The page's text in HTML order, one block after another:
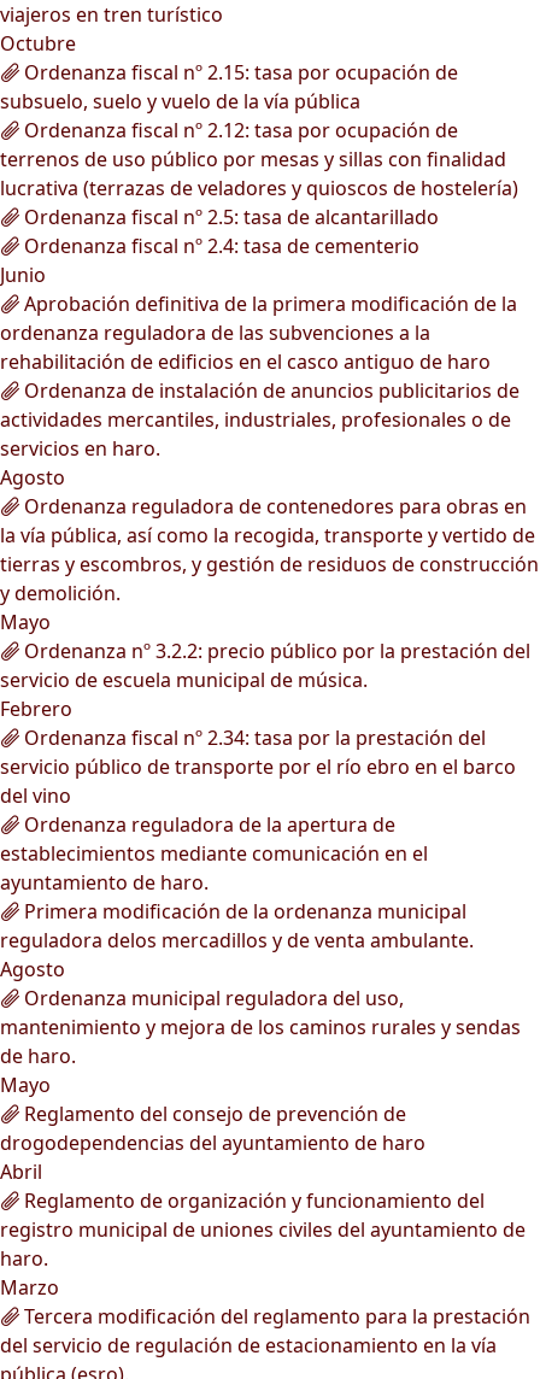
viajeros en tren turístico
Octubre
Ordenanza fiscal nº 2.15: tasa por ocupación de
subsuelo, suelo y vuelo de la vía pública
Ordenanza fiscal nº 2.12: tasa por ocupación de
terrenos de uso público por mesas y sillas con finalidad
lucrativa (terrazas de veladores y quioscos de hostelería)
Ordenanza fiscal nº 2.5: tasa de alcantarillado
Ordenanza fiscal nº 2.4: tasa de cementerio
Junio
Aprobación definitiva de la primera modificación de la
ordenanza reguladora de las subvenciones a la
rehabilitación de edificios en el casco antiguo de haro
Ordenanza de instalación de anuncios publicitarios de
actividades mercantiles, industriales, profesionales o de
servicios en haro.
Agosto
Ordenanza reguladora de contenedores para obras en
la vía pública, así como la recogida, transporte y vertido de
tierras y escombros, y gestión de residuos de construcción
y demolición.
Mayo
Ordenanza nº 3.2.2: precio público por la prestación del
servicio de escuela municipal de música.
Febrero
Ordenanza fiscal nº 2.34: tasa por la prestación del
servicio público de transporte por el río ebro en el barco
del vino
Ordenanza reguladora de la apertura de
establecimientos mediante comunicación en el
ayuntamiento de haro.
Primera modificación de la ordenanza municipal
reguladora delos mercadillos y de venta ambulante.
Agosto
Ordenanza municipal reguladora del uso,
mantenimiento y mejora de los caminos rurales y sendas
de haro.
Mayo
Reglamento del consejo de prevención de
drogodependencias del ayuntamiento de haro
Abril
Reglamento de organización y funcionamiento del
registro municipal de uniones civiles del ayuntamiento de
haro.
Marzo
Tercera modificación del reglamento para la prestación
del servicio de regulación de estacionamiento en la vía